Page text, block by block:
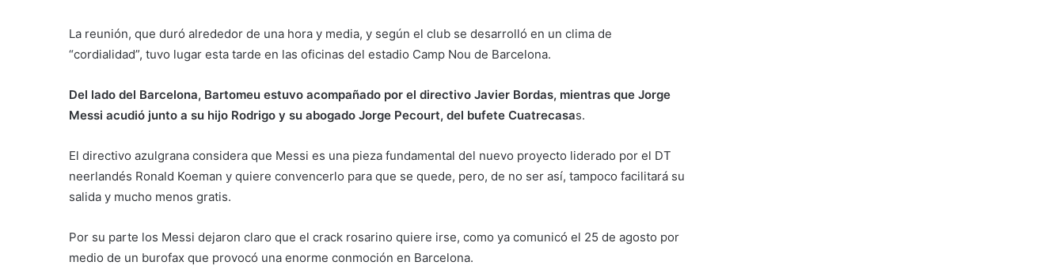
La reunión, que duró alrededor de una hora y media, y según el club se desarrolló en un clima de
“cordialidad”, tuvo lugar esta tarde en las oficinas del estadio Camp Nou de Barcelona.
Del lado del Barcelona, Bartomeu estuvo acompañado por el directivo Javier Bordas, mientras que Jorge
Messi acudió junto a su hijo Rodrigo y su abogado Jorge Pecourt, del bufete Cuatrecasas.
El directivo azulgrana considera que Messi es una pieza fundamental del nuevo proyecto liderado por el DT
neerlandés Ronald Koeman y quiere convencerlo para que se quede, pero, de no ser así, tampoco facilitará su
salida y mucho menos gratis.
Por su parte los Messi dejaron claro que el crack rosarino quiere irse, como ya comunicó el 25 de agosto por
medio de un burofax que provocó una enorme conmoción en Barcelona.